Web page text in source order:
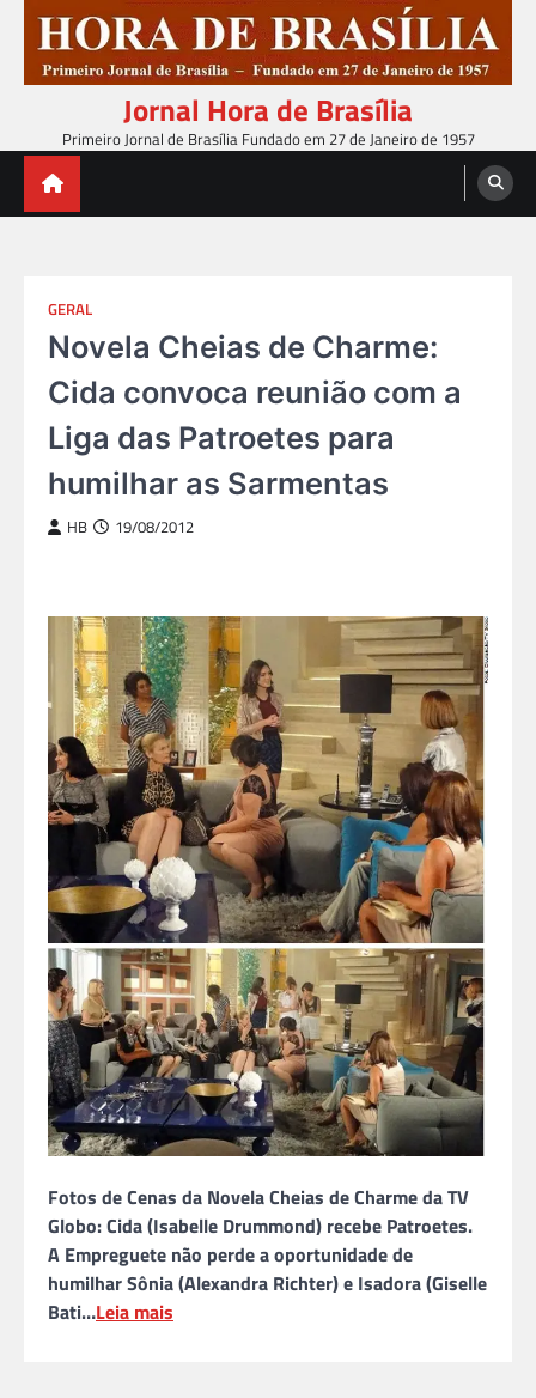
content
Jornal Hora de Brasília
Primeiro Jornal de Brasília Fundado em 27 de Janeiro de 1957
GERAL
Novela Cheias de Charme:
Cida convoca reunião com a
Liga das Patroetes para
humilhar as Sarmentas
HB 19/08/2012
Fotos de Cenas da Novela Cheias de Charme da TV
Globo: Cida (Isabelle Drummond) recebe Patroetes.
A Empreguete não perde a oportunidade de
humilhar Sônia (Alexandra Richter) e Isadora (Giselle
Bati…Leia mais